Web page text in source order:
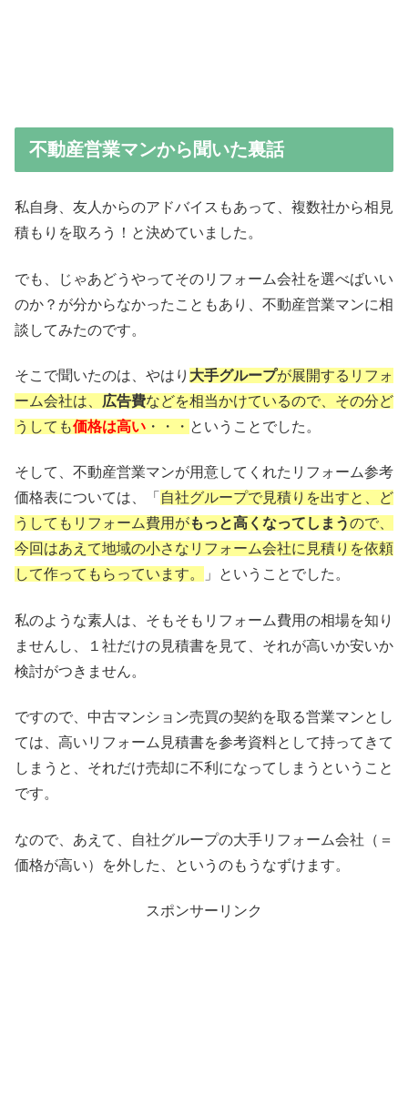
不動産営業マンから聞いた裏話
私自身、友人からのアドバイスもあって、複数社から相見
積もりを取ろう！と決めていました。
でも、じゃあどうやってそのリフォーム会社を選べばいい
のか？が分からなかったこともあり、不動産営業マンに相
談してみたのです。
そこで聞いたのは、やはり 大手グループが展開するリフォ
ーム会社は、 広告費などを相当かけているので、その分ど
うしても価格は高い ・・・ ということでした。
そして、不動産営業マンが用意してくれたリフォーム参考
価格表については、「 自社グループで見積りを出すと、ど
うしてもリフォーム費用がもっと高くなってしまうので、
今回はあえて地域の小さなリフォーム会社に見積りを依頼
して作ってもらっています。
」ということでした。
私のような素人は、そもそもリフォーム費用の相場を知り
ませんし、１社だけの見積書を見て、それが高いか安いか
検討がつきません。
ですので、中古マンション売買の契約を取る営業マンとし
ては、高いリフォーム見積書を参考資料として持ってきて
しまうと、それだけ売却に不利になってしまうということ
です。
なので、あえて、自社グループの大手リフォーム会社（＝
価格が高い）を外した、というのもうなずけます。
スポンサーリンク